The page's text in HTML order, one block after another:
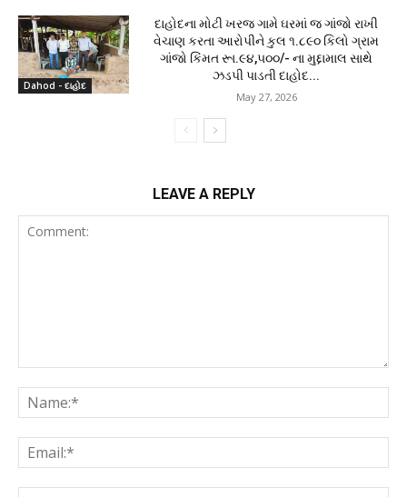
Dahod - દાહોદ
દાહોદના મોટી ખરજ ગામે ઘરમાં જ ગાંજો રાખી
વેચાણ કરતા આરોપીને કુલ ૧.૮૯૦ કિલો ગ્રામ
ગાંજો કિંમત રૂા.૯૪,૫૦૦/- ના મુદ્દામાલ સાથે
ઝડપી પાડતી દાહોદ...
May 27, 2026
LEAVE A REPLY